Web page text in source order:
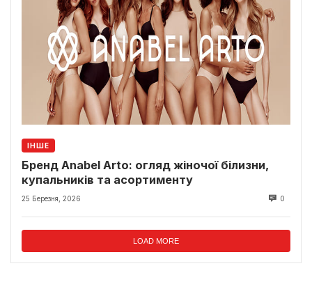
ІНШЕ
Бренд Anabel Arto: огляд жіночої білизни,
купальників та асортименту
25 Березня, 2026 0
LOAD MORE